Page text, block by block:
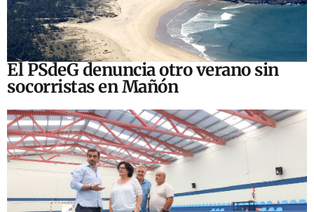
El PSdeG denuncia otro verano sin
socorristas en Mañón